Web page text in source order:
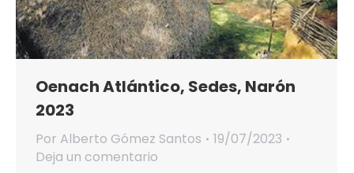
Oenach Atlántico, Sedes, Narón
2023
Por Alberto Gómez Santos
19/07/2023
Deja un comentario